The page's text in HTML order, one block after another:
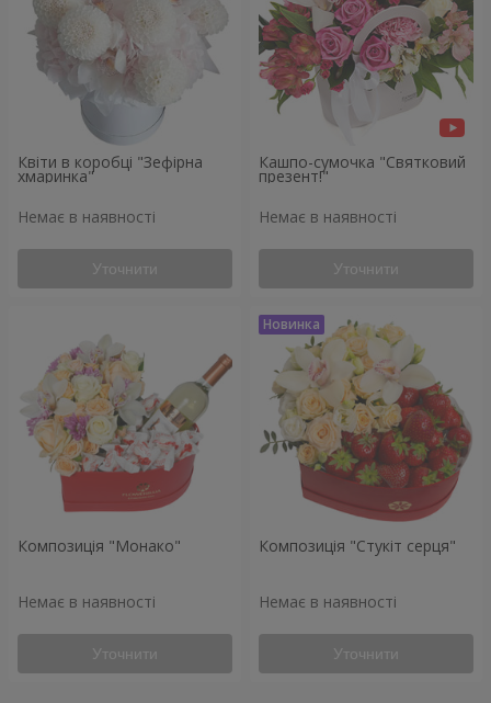
Квіти в коробці "Зефірна
хмаринка"
Немає в наявності
Уточнити
Кашпо-сумочка "Святковий
презент!"
Немає в наявності
Уточнити
Композиція "Монако"
Немає в наявності
Уточнити
Композиція "Стукіт серця"
Немає в наявності
Уточнити